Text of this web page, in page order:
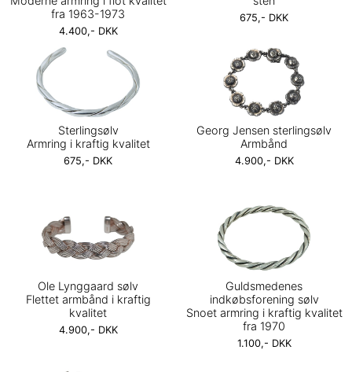
fra 1963-1973
4.400,- DKK
675,- DKK
Sterlingsølv
Armring i kraftig kvalitet
675,- DKK
Georg Jensen sterlingsølv
Armbånd
4.900,- DKK
Ole Lynggaard sølv
Flettet armbånd i kraftig
kvalitet
4.900,- DKK
Guldsmedenes
indkøbsforening sølv
Snoet armring i kraftig kvalitet
fra 1970
1.100,- DKK